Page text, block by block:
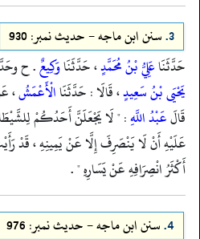
3. سنن ابن ماجه - حدیث نمبر: 930
حَدَّثَنَاعَلِيُّ بْنُ مُحَمَّدٍ، حَدَّثَنَاوَكِيعٌ. ح
يَحْيَى بْنُ سَعِيدٍ، قَالَا : حَدَّثَنَاالْأَعْمَشُ،
قَالَعَبْدُ اللَّهِ: " لَا يَجْعَلَنَّ أَحَدُكُمْ
عَلَيْهِ أَنْ لَا يَنْصَرِفَ إِلَّا عَنْ يَمِينِهِ ، قَدْ
أَكْثَرُ انْصِرَافِهِ عَنْ يَسَارِهِ " .
4. سنن ابن ماجه - حدیث نمبر: 976